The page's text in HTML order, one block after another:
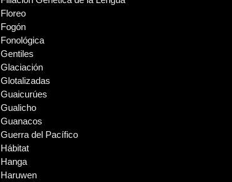
Floreo
Fogón
Fonológica
Gentiles
Glaciación
Glotalizadas
Guaicurúes
Gualicho
Guanacos
Guerra del Pacífico
Hábitat
Hanga
Haruwen